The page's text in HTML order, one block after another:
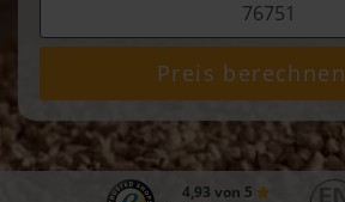
Preis berechnen
4,93 von 5